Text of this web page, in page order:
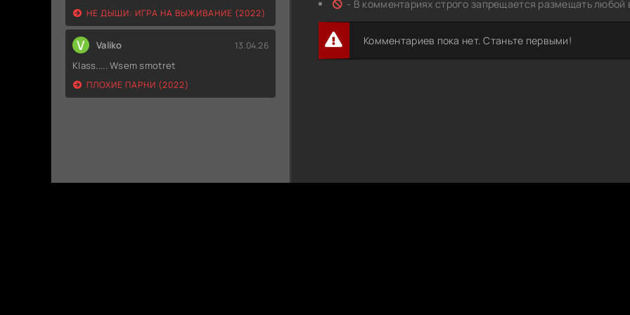
НЕ ДЫШИ: ИГРА НА ВЫЖИВАНИЕ (2022)
V Valiko 13.04.26
Klass..... Wsem smotret
ПЛОХИЕ ПАРНИ (2022)
- В комментариях строго запрещается размещать любой
Комментариев пока нет. Станьте первыми!